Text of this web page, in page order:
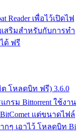
Reader เพื่อไว้เปิดไฟ
เสริมสำหรับกับการทำ
ด้ ฟรี
ต โหลดบิท ฟรี) 3.6.0
กรม Bittorrent ใช้งาน
แต่ขนาดไฟล์
กๆ เอาไว้ โหลดบิท Bi